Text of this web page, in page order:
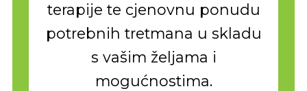
terapije te cjenovnu ponudu
potrebnih tretmana u skladu
s vašim željama i
mogućnostima.